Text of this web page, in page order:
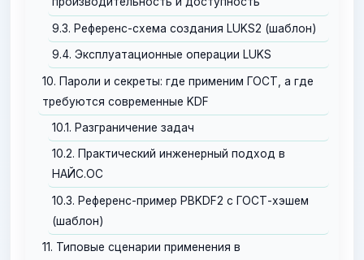
9.3. Референс-схема создания LUKS2 (шаблон)
9.4. Эксплуатационные операции LUKS
10. Пароли и секреты: где применим ГОСТ, а где
требуются современные KDF
10.1. Разграничение задач
10.2. Практический инженерный подход в
НАЙС.ОС
10.3. Референс-пример PBKDF2 с ГОСТ-хэшем
(шаблон)
11. Типовые сценарии применения в